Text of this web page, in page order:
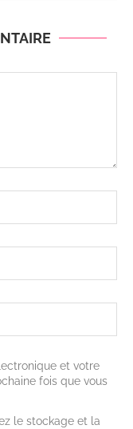
et votre
fois que vous
le stockage et la